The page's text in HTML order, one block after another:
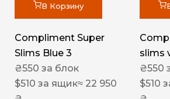
В Корзину
Compliment Super
Slims Blue 3
₴550 за блок
$510 за ящик≈ 22 950
slims
₴550
$510